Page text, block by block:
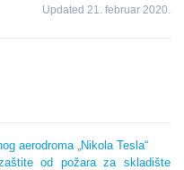
Updated 21. februar 2020.
aerodroma „Nikola Tesla“
od požara za skladište